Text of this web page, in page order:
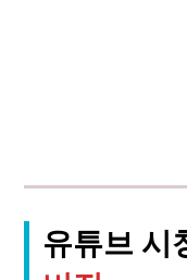
유튜브 시